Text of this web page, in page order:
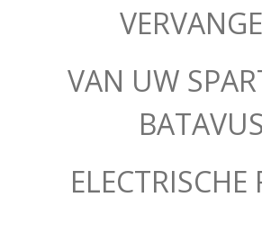
VAN UW
BATAVUS
ELECTRISCHE